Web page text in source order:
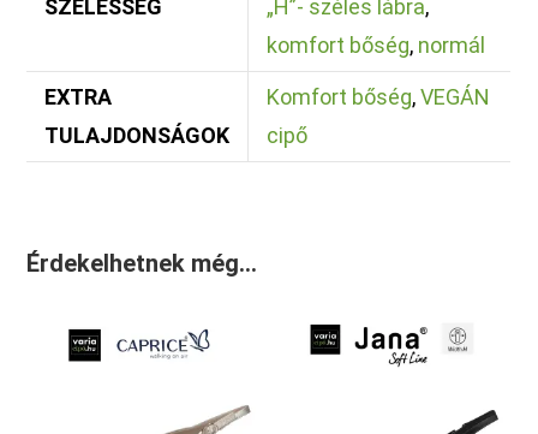
SZÉLESSÉG „H”- széles lábra,
komfort bőség, normál
EXTRA
TULAJDONSÁGOK
Komfort bőség,VEGÁN
cipő
Érdekelhetnek még…